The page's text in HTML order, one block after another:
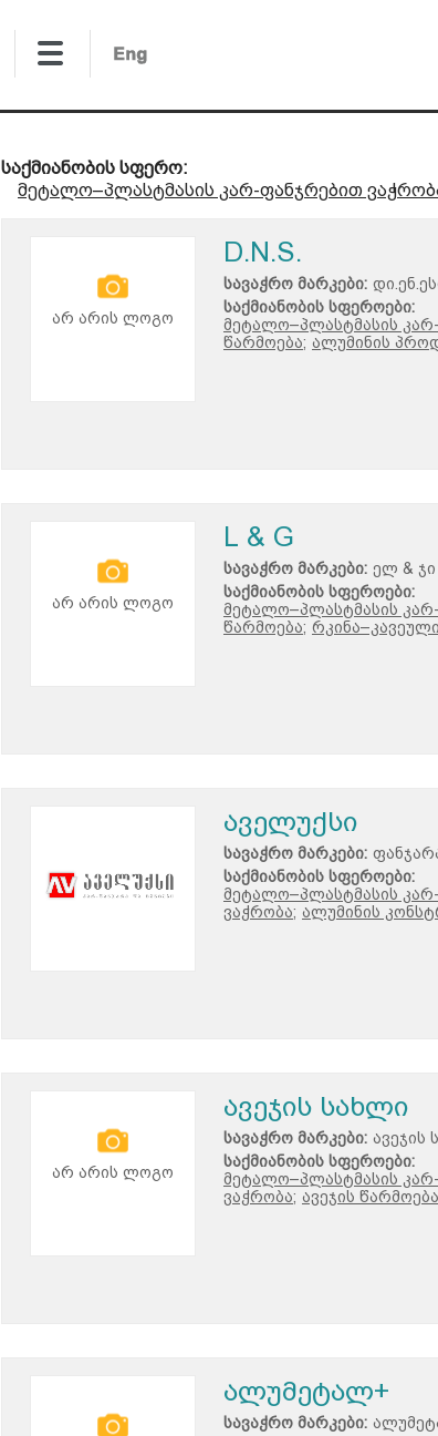
საქმიანობის სფერო:
მეტალო–პლასტმასის კარ-ფანჯრებით
არ არის ლოგო
D.N.S.
სავაჭრო მარკები:
საქმიანობის სფეროები:
მეტალო–პლასტმასის
წარმოება; ალუმინის
არ არის ლოგო
L & G
სავაჭრო მარკები: ელ & ჯი
საქმიანობის სფეროები:
მეტალო–პლასტმასის
წარმოება;
აველუქსი
სავაჭრო მარკები:
საქმიანობის სფეროები:
მეტალო–პლასტმასის
ვაჭრობა; ალუმინის
არ არის ლოგო
ავეჯის სახლი
სავაჭრო მარკები: ავეჯის
საქმიანობის სფეროები:
მეტალო–პლასტმასის
ვაჭრობა; ავეჯის
ალუმეტალ+
სავაჭრო მარკები: